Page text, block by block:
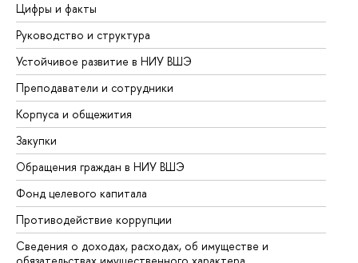
Цифры и факты
Руководство и структура
Устойчивое развитие в НИУ ВШЭ
Преподаватели и сотрудники
Корпуса и общежития
Закупки
Обращения граждан в НИУ ВШЭ
Фонд целевого капитала
Противодействие коррупции
Сведения о доходах, расходах, об имуществе и